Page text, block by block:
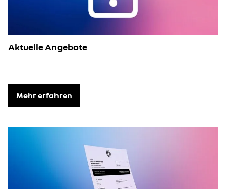
Aktuelle Angebote
Mehr erfahren